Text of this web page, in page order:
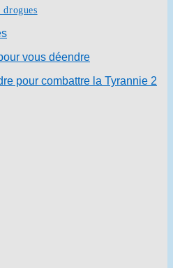
drogues
vous déendre
pour combattre la Tyrannie 2